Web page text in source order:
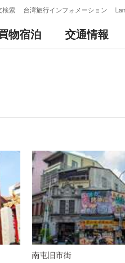
検索 台湾旅行インフォメーション
物宿泊 交通情報
南屯旧市街